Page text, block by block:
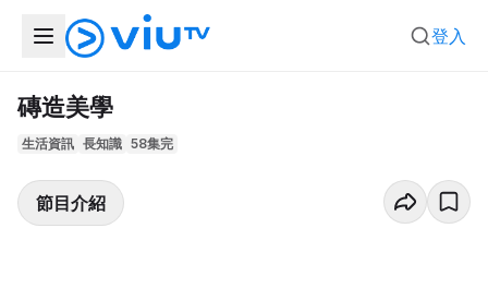
登入
磚造美學
生活資訊 長知識 58集完
節目介紹